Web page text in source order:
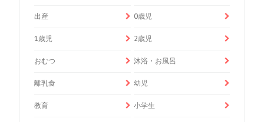
出産 0歳児
1歳児 2歳児
おむつ 沐浴・お風呂
離乳食 幼児
教育 小学生